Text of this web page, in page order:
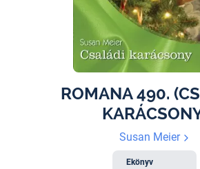
ROMANA 490.
Susan Meier
Ekönyv